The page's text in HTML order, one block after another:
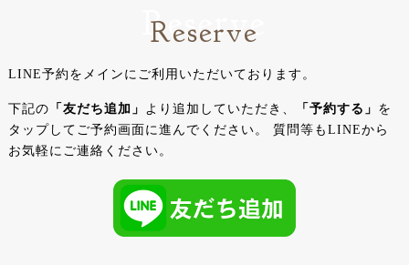
Reserve
Reserve
LINE予約をメインにご利用いただいております。
下記の 「友だち追加」 より追加していただき、 「予約する」 を
タップしてご予約画面に進んでください。
質問等もLINEから
お気軽にご連絡ください。